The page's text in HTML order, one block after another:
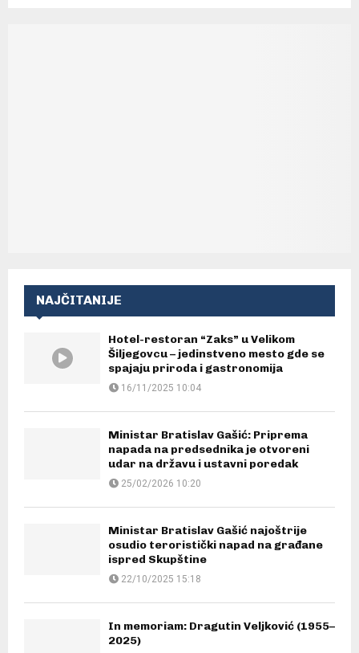
NAJČITANIJE
Hotel-restoran “Zaks” u Velikom
Šiljegovcu – jedinstveno mesto gde se
spajaju priroda i gastronomija
16/11/2025 10:04
Ministar Bratislav Gašić: Priprema
napada na predsednika je otvoreni
udar na državu i ustavni poredak
25/02/2026 10:20
Ministar Bratislav Gašić najoštrije
osudio teroristički napad na građane
ispred Skupštine
22/10/2025 15:18
In memoriam: Dragutin Veljković (1955–
2025)